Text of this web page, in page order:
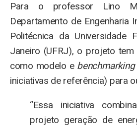
Para o professor Lino
Departamento de Engenharia
Politécnica da Universidade
Janeiro (UFRJ), o projeto
como modelo e benchmarking
iniciativas de referência) para
“Essa iniciativa
projeto geração de